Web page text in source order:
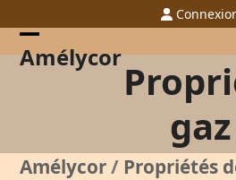
to
contentAmélycor
Open
Close
gaz
Amélycor/ Propriétés